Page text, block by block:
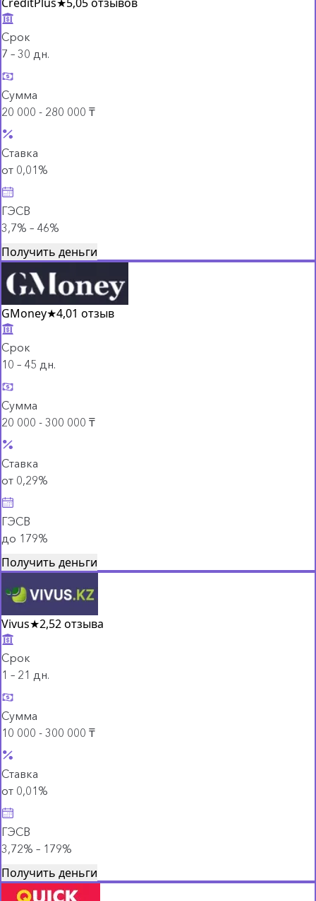
Срок
7 – 30 дн.
Сумма
20 000 - 280 000 ₸
Ставка
от 0,01%
ГЭСВ
3,7% – 46%
Получить деньги
GMoney★4,01 отзыв
Срок
10 – 45 дн.
Сумма
20 000 - 300 000 ₸
Ставка
от 0,29%
ГЭСВ
до 179%
Получить деньги
Vivus★2,52 отзыва
Срок
1 – 21 дн.
Сумма
10 000 - 300 000 ₸
Ставка
от 0,01%
ГЭСВ
3,72% – 179%
Получить деньги